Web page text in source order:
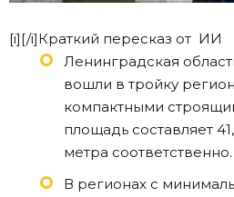
[i][/i]Краткий пересказ от ИИ
Ленинградская
вошли в тройку
компактными
площадь составляет
метра соответственно.
В регионах с